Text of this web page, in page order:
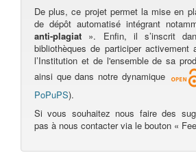
De plus, ce projet permet la mise en
de dépôt automatisé intégrant
anti-plagiat ». Enfin, il s’inscrit
bibliothèques de participer activement
l’Institution et de l'ensemble de sa
ainsi que dans notre dynamique
PoPuPS).
Si vous souhaitez nous faire des
pas à nous contacter via le bouton «